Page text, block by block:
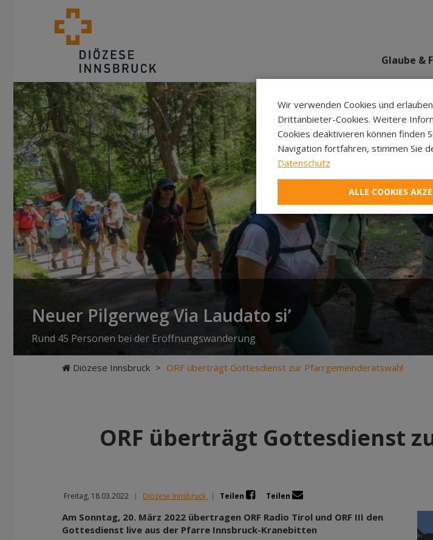
Glaube &
Neuer Pilgerweg Via Laudato si’
Rund 45 Personen bei der Eröffnungswanderung
Diözese Innsbruck > ORF überträgt Gottesdienst zur Pfarrgemeinderatswahl
ORF überträgt Gottesdienst
Freitag, 18.03.2022 | Diözese Innsbruck | Teilen Teilen
Am Sonntag, 20. März 2022 übertragen ORF Radio Tirol und ORF III den
Gottesdienst live aus der Pfarre Innsbruck-Kranebitten
Wir verwenden Cookies und
Drittanbieter-Cookies. Weitere
Cookies deaktivieren können finden
Navigation fortfahren, stimmen Sie
Datenschutz
ALLE COOKIES